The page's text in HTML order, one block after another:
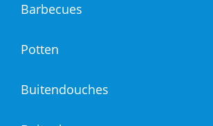
Barbecues
Potten
Buitendouches